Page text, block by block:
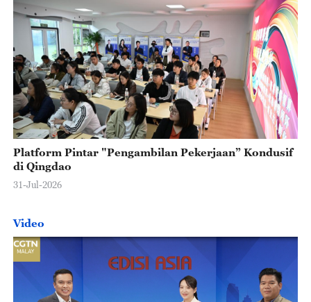
Platform Pintar "Pengambilan Pekerjaan” Kondusif
di Qingdao
31-Jul-2026
Video